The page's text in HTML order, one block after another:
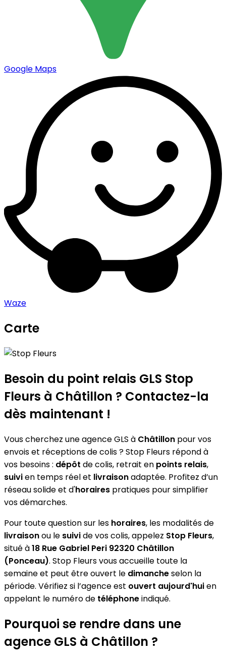
Google Maps
Waze
Carte
+
−
Besoin du point relais GLS Stop
Fleurs à Châtillon ? Contactez-la
dès maintenant !
Vous cherchez une agence GLS à Châtillon pour vos
envois et réceptions de colis ? Stop Fleurs répond à
vos besoins : dépôt de colis, retrait en points relais,
suivien temps réel et livraisonadaptée. Profitez d’un
réseau solide et d'horaires pratiques pour simplifier
vos démarches.
Pour toute question sur les horaires, les modalités de
livraisonou le suivide vos colis, appelez Stop Fleurs,
situé à18 Rue Gabriel Peri 92320 Châtillon
(Ponceau). Stop Fleurs vous accueille toute la
semaine et peut être ouvert le dimancheselon la
période. Vérifiez si l’agence est ouvert aujourd'huien
appelant le numéro de téléphoneindiqué.
Pourquoi se rendre dans une
agence GLS à Châtillon ?